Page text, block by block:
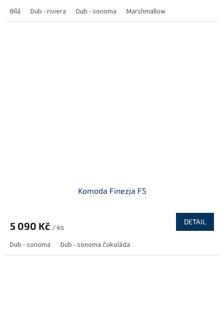
Bílá Dub - riviera Dub - sonoma Marshmallow
Komoda Finezja F5
5 090 Kč / ks
DETAIL
Dub - sonoma Dub - sonoma čokoláda